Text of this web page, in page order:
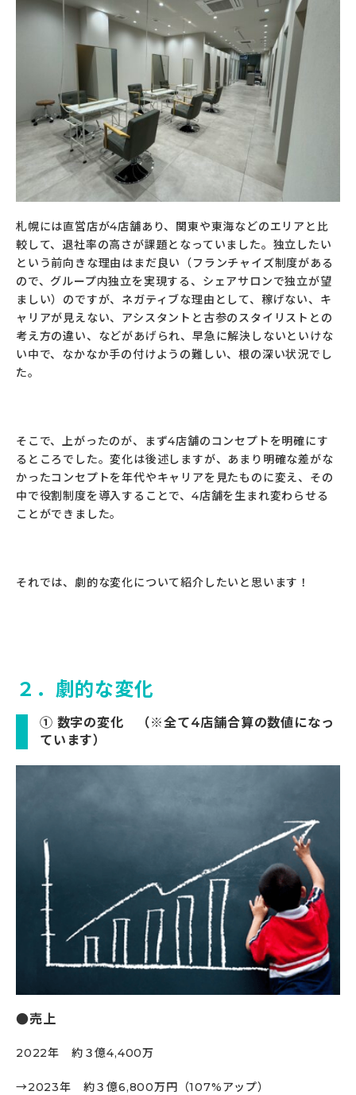
札幌には直営店が4店舗あり、関東や東海などのエリアと比
較して、退社率の高さが課題となっていました。独立したい
という前向きな理由はまだ良い（フランチャイズ制度がある
ので、グループ内独立を実現する、シェアサロンで独立が望
ましい）のですが、ネガティブな理由として、稼げない、キ
ャリアが見えない、アシスタントと古参のスタイリストとの
考え方の違い、などがあげられ、早急に解決しないといけな
い中で、なかなか手の付けようの難しい、根の深い状況でし
た。
そこで、上がったのが、まず4店舗のコンセプトを明確にす
るところでした。変化は後述しますが、あまり明確な差がな
かったコンセプトを年代やキャリアを見たものに変え、その
中で役割制度を導入することで、4店舗を生まれ変わらせる
ことができました。
それでは、劇的な変化について紹介したいと思います！
２．劇的な変化
① 数字の変化 （※全て4店舗合算の数値になっ
ています）
売上
2022年 約３億4,400万
→2023年 約３億6,800万円（107%アップ）